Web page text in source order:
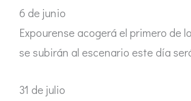
6 de junio
Expourense acogerá el primero de
se subirán al escenario este día
31 de julio